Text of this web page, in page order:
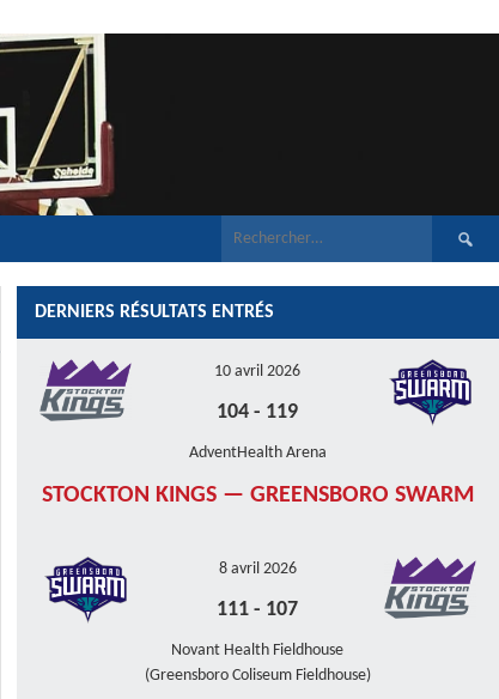
DERNIERS RÉSULTATS ENTRÉS
10 avril 2026
104 - 119
AdventHealth Arena
STOCKTON KINGS — GREENSBORO SWARM
8 avril 2026
111 - 107
Novant Health Fieldhouse
(Greensboro Coliseum Fieldhouse)